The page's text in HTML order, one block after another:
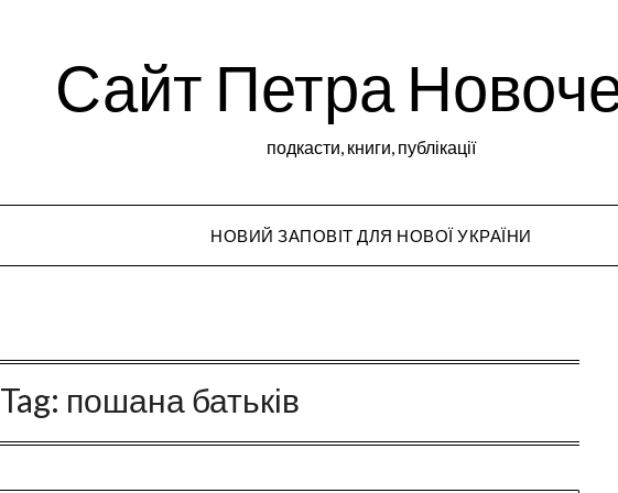
Сайт Петра
подкасти, книги, публікації
НОВИЙ ЗАПОВІТ ДЛЯ НОВОЇ УКРАЇНИ
Tag: пошана батьків